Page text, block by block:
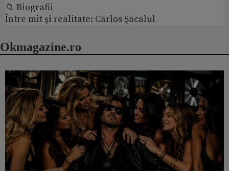
📁 Biografii
Între mit şi realitate: Carlos Şacalul
Okmagazine.ro